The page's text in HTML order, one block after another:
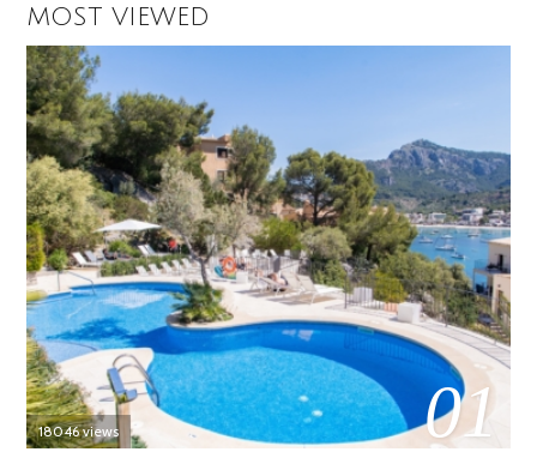
MOST VIEWED
01
18046 views